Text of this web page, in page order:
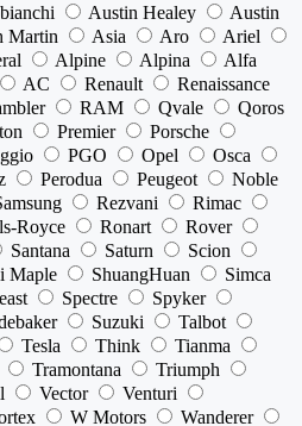
Austin Healey
Austin
Martin Asia Aro
Ariel
Alpine Alpina
Alfa
AC Renault
Renaissance
RAM Qvale
Qoros
Premier
Porsche
PGO Opel
Osca
Perodua Peugeot
Noble
Rezvani
Rimac
Royce Ronart
Rover
Santana Saturn
Scion
Maple ShuangHuan
Simca
Spectre
Spyker
Suzuki
Talbot
Tesla Think
Tianma
Tramontana
Triumph
Vector
Venturi
W Motors
Wanderer